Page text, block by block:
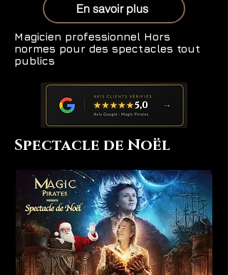
En savoir plus
Magicien professionnel Hors
normes pour des spectacles tout
publics
Spectacle de Noël